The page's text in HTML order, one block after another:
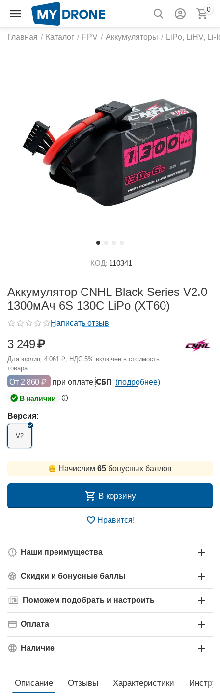
0
Главная / Каталог / FPV / Аккумуляторы / LiPo, LiHV, Li-
КОД: 110341
Аккумулятор CNHL Black Series V2.0
1300мАч 6S 130C LiPo (XT60)
Написать отзыв
3 249₽
Для юрлиц: 4 061 ₽, НДС 5% включен в стоимость
товара
От 2 860 ₽ при оплате СБП (подробнее)
В наличии
Версия:
V2
Начислим 65бонусных баллов
В корзину
Нравится!
Наши преимущества
Скидки и бонусные баллы
Поможем подобрать и настроить
Оплата
Наличие
Описание Отзывы Характеристики